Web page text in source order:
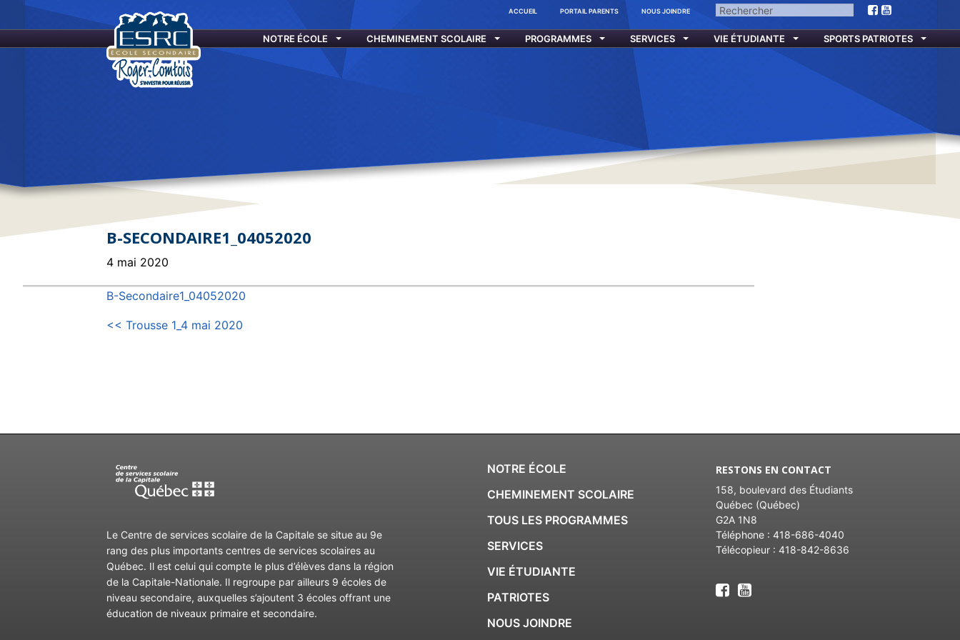
ACCUEIL PORTAIL PARENTS NOUS JOINDRE Facebook
Facebook
École
Secondaire
Roger-
Comtois
NOTRE ÉCOLE CHEMINEMENT SCOLAIRE PROGRAMMES SERVICES VIE ÉTUDIANTE SPORTS PATRIOTES
B-SECONDAIRE1_04052020
4 mai 2020
B-Secondaire1_04052020
NAVIGATION
<< Trousse 1_4 mai 2020
Le Centre de services scolaire de la Capitale se situe au 9e
rang des plus importants centres de services scolaires au
Québec. Il est celui qui compte le plus d’élèves dans la région
de la Capitale-Nationale. Il regroupe par ailleurs 9 écoles de
niveau secondaire, auxquelles s’ajoutent 3 écoles offrant une
éducation de niveaux primaire et secondaire.
NOTRE ÉCOLE
CHEMINEMENT SCOLAIRE
TOUS LES PROGRAMMES
SERVICES
VIE ÉTUDIANTE
PATRIOTES
NOUS JOINDRE
RESTONS EN CONTACT
158, boulevard des Étudiants
Québec (Québec)
G2A 1N8
Téléphone : 418-686-4040
Télécopieur : 418-842-8636
FacebookFacebook